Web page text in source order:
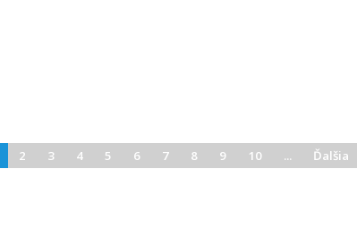
2 3 4 5 6 7 8 9 10 ... Ďalšia